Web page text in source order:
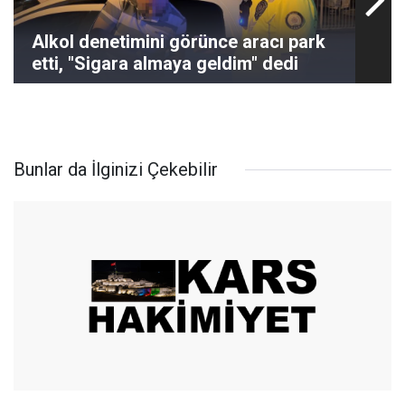
Alkol denetimini görünce aracı park
etti, "Sigara almaya geldim" dedi
Bunlar da İlginizi Çekebilir